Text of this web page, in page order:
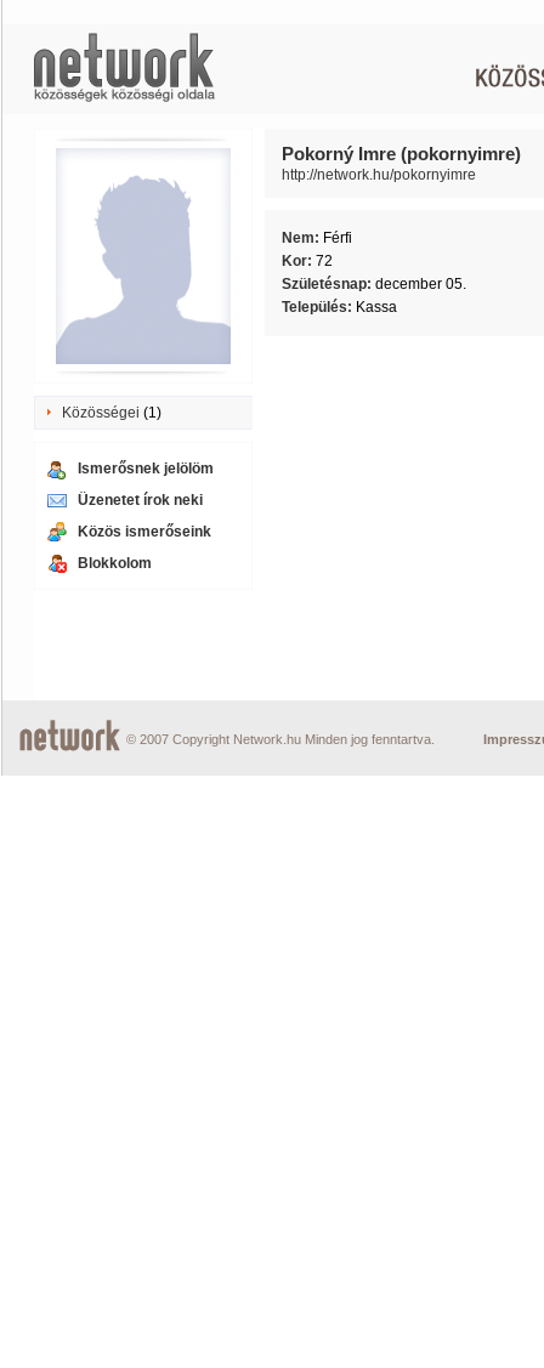
Közösségei (1)
Ismerősnek jelölöm
Üzenetet írok neki
Közös ismerőseink
Blokkolom
Pokorný Imre (pokornyimre)
http://network.hu/pokornyimre
Nem: Férfi
Kor: 72
Születésnap: december 05.
Település: Kassa
© 2007 Copyright Network.hu Minden jog fenntartva.